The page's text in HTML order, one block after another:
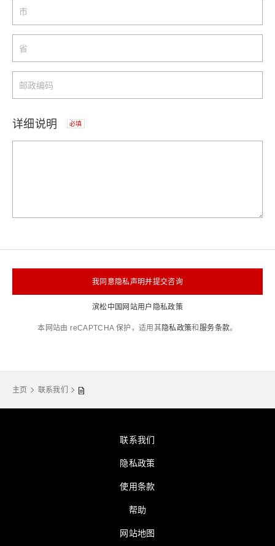
详细说明 必填
我同意隐私声明并提交咨询
滨松中国网站用户隐私政策
本网站由 reCAPTCHA 保护，适用其隐私政策和 服务条款。
主页 联系我们
联系我们
隐私政策
使用条款
帮助
网站地图